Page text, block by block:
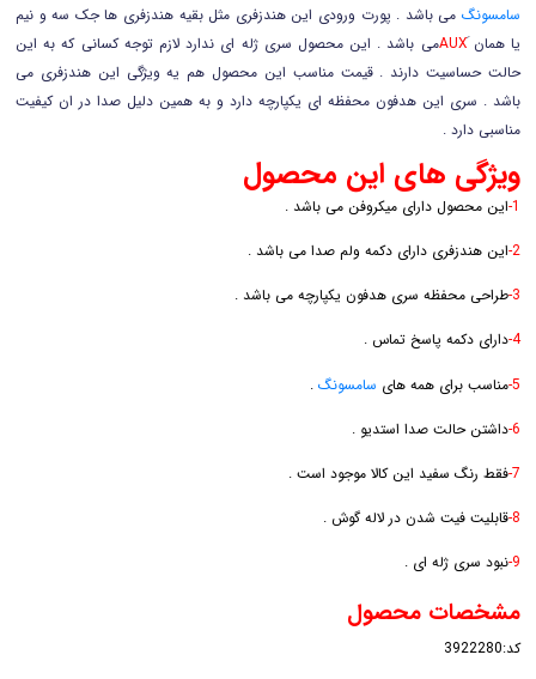
سامسونگمی باشد . پورت ورودی این هندزفری مثل بقیه هندزفری ها جک سه و نیم
یا همان
َAUX
می باشد . این محصول سری ژله ای ندارد لازم توجه کسانی که به این
حالت حساسیت دارند . قیمت مناسب این محصول هم یه ویژگی این هندزفری می
باشد . سری این هدفون محفظه ای یکپارچه دارد و به همین دلیل صدا در ان کیفیت
مناسبی دارد .
ویژگی های این محصول
1-این محصول دارای میکروفن می باشد .
2-این هندزفری دارای دکمه ولم صدا می باشد .
3- طراحی محفظه سری هدفون یکپارچه می باشد .
4-دارای دکمه پاسخ تماس .
5-مناسب برای همه های سامسونگ.
6-داشتن حالت صدا استدیو .
7-فقط رنگ سفید این کالا موجود است .
8- قابلیت فیت شدن در لاله گوش .
9- نبود سری ژله ای .
مشخصات محصول
کد:3922280